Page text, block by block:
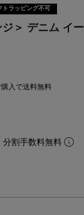
トラッピング不可
＞ デニム イ
入で送料無料
分割手数料無料